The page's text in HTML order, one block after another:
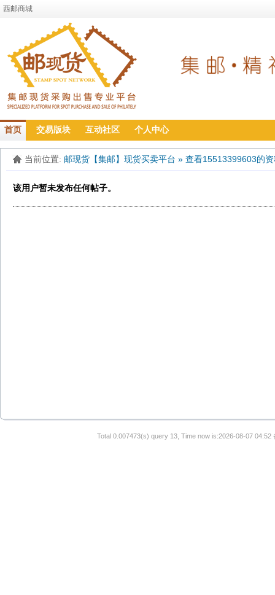
西邮商城
首页 交易版块 互动社区 个人中心
当前位置: 邮现货【集邮】现货买卖平台 » 查看15513399603的
该用户暂未发布任何帖子。
Total 0.007473(s) query 13, Time now is:2026-08-07 04:52